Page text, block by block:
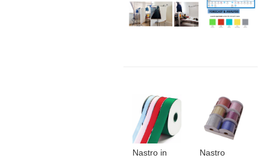
Nastro in
Nastro